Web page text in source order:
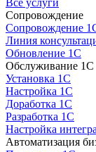
Сопровождение
Сопровождение
Линия
Обновление 1С
Обслуживание 1С
Установка 1С
Настройка 1С
Доработка 1С
Разработка 1С
Настройка
Автоматизация